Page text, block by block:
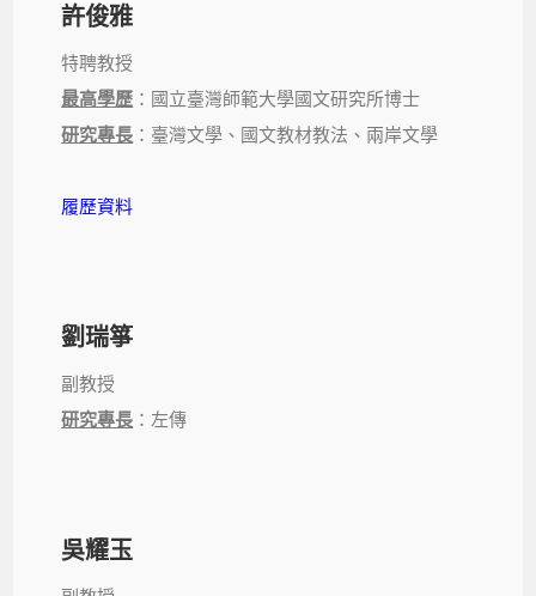
許俊雅
特聘教授
最高學歷 ：國立臺灣師範大學國文研究所博士
研究專長 ：臺灣文學、國文教材教法、兩岸文學
履歷資料
劉瑞箏
副教授
研究專長 ：左傳
吳耀玉